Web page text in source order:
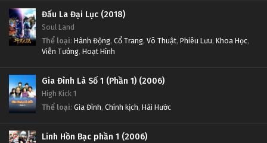
Đấu La Đại Lục (2018)
Soul Land
Thể loại: Hành Động, Cổ Trang, Võ Thuật, Phiêu Lưu, Khoa Học,
Viễn Tưởng, Hoạt Hình
Gia Đình Là Số 1 (Phần 1) (2006)
High Kick 1
Thể loại: Gia Đình, Chính kịch, Hài Hước
Linh Hồn Bạc phần 1 (2006)